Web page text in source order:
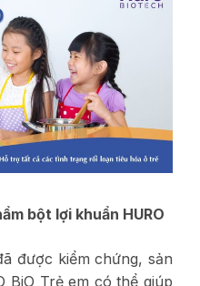
bột lợi khuẩn HURO
được kiểm chứng, sản
BiO Trẻ em có thể giúp